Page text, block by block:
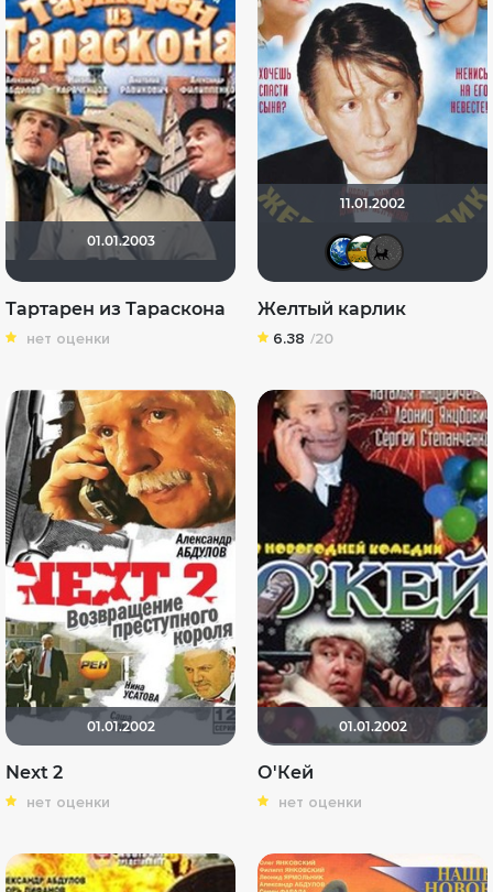
01.01.2003
Тартарен из Тараскона
нет оценки
11.01.2002
Желтый карлик
6.38 /20
01.01.2002
Next 2
нет оценки
01.01.2002
О'Кей
нет оценки